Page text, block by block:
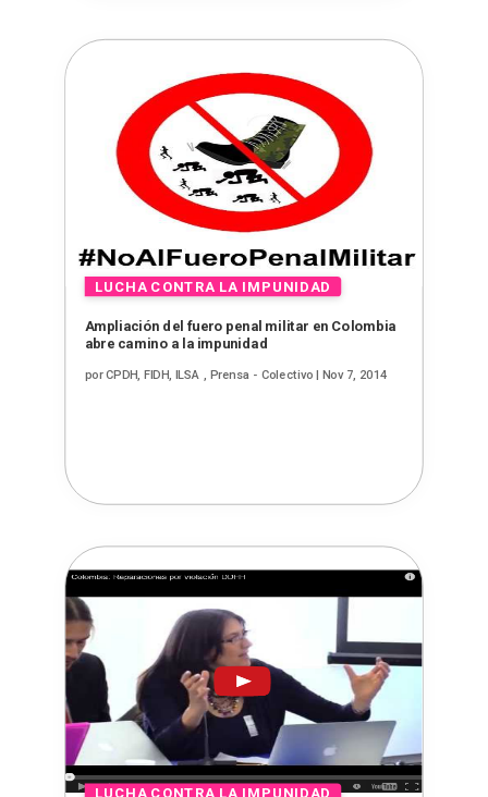
Ampliación del fuero penal militar en Colombia
abre camino a la impunidad
porCPDH, FIDH, ILSA , Prensa - Colectivo | Nov 7, 2014